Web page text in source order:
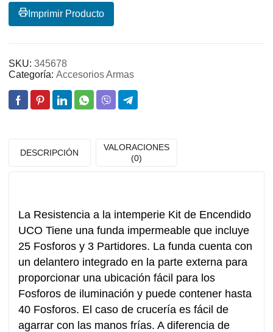
Stormproof
Strikers
cantidad
Imprimir Producto
SKU: 345678
Categoría: Accesorios Armas
DESCRIPCIÓN
VALORACIONES
(0)
La Resistencia a la intemperie Kit de Encendido
UCO Tiene una funda impermeable que incluye
25 Fosforos y 3 Partidores. La funda cuenta con
un delantero integrado en la parte externa para
proporcionar una ubicación fácil para los
Fosforos de iluminación y puede contener hasta
40 Fosforos. El caso de crucería es fácil de
agarrar con las manos frías. A diferencia de